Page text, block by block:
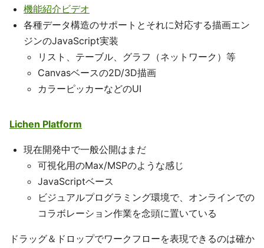
機能紹介ビデオ
各種データ構造のサポートとそれに対応する描画エン
ジンのJavaScript実装
リスト、テーブル、グラフ（ネットワーク）等
Canvasベースの2D/3D描画
カラーピッカーなどのUI
Lichen Platform
現在開発中で一般公開はまだ
可視化用のMax/MSPのような感じ
JavaScriptベース
ビジュアルプログラミング環境で、オンラインでの
コラボレーション作業を念頭に置いている
ドラッグ＆ドロップでワークフローを表現できるのは確か